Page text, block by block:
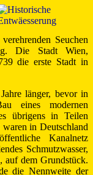
Seuchen
Die Stadt Wien,
die erste Stadt in
länger, bevor in
eines modernen
übrigens in Teilen
in Deutschland
Kanalnetz
Schmutzwasser,
auf dem Grundstück.
die Nennweite der